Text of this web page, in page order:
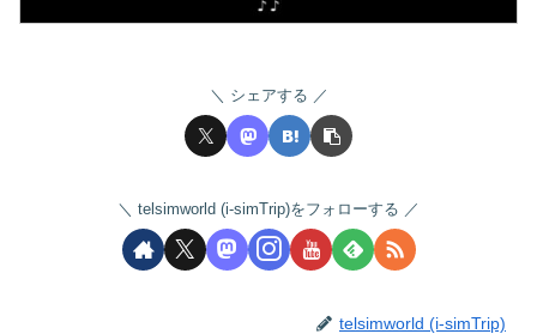
シェアする
telsimworld (i-simTrip)をフォローする
telsimworld (i-simTrip)